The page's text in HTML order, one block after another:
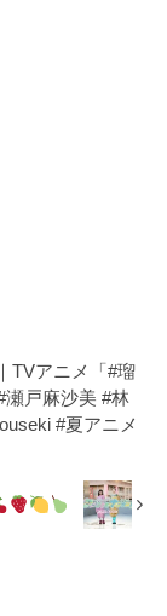
TVアニメ「#瑠
瀬戸麻沙美 #林
#夏アニメ